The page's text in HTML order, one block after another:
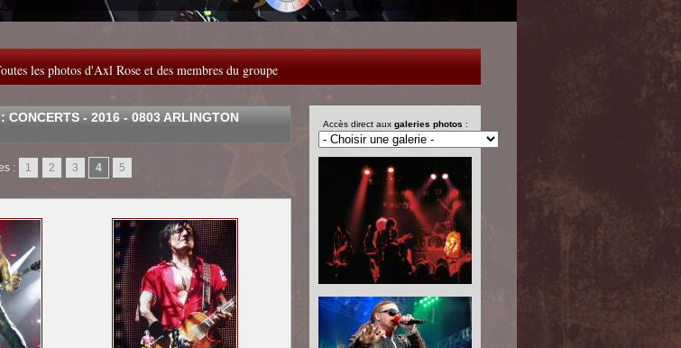
les photos d'Axl Rose et des membres du groupe
CONCERTS - 2016 - 0803 ARLINGTON
: 1 2 3 4 5
Accès direct aux galeries photos :